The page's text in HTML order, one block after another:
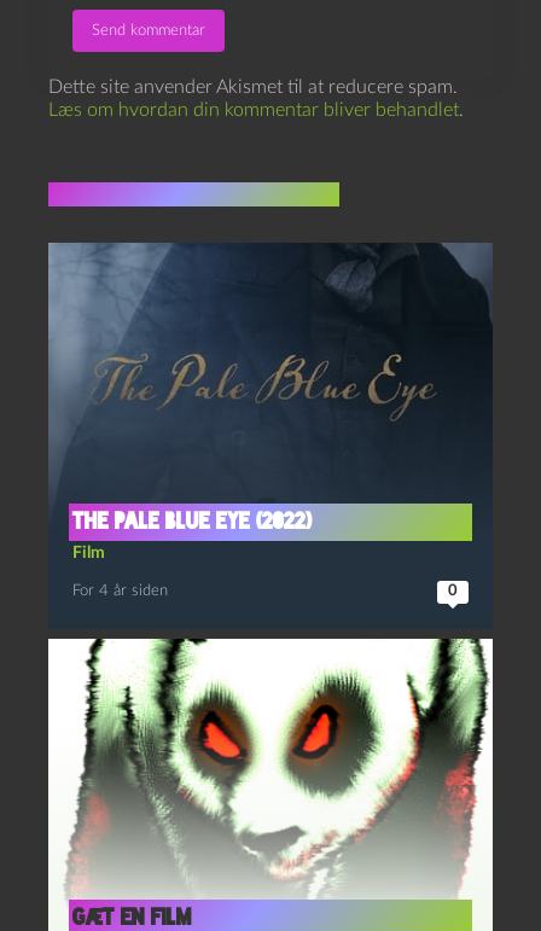
Dette site anvender Akismet til at reducere spam.
Læs om hvordan din kommentar bliver behandlet.
The pale blue eye (2022)
Film
For 4 år siden 0
Gæt en film